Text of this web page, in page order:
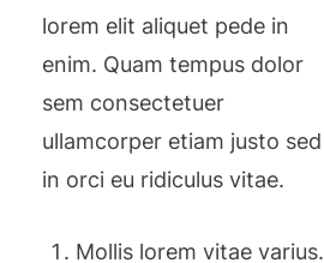
lorem elit aliquet pede in
enim. Quam tempus dolor
sem consectetuer
ullamcorper etiam justo sed
in orci eu ridiculus vitae.
Mollis lorem vitae varius.